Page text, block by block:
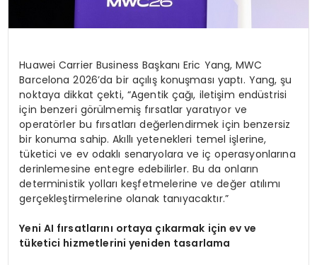
Huawei Carrier Business Başkanı Eric Yang, MWC
Barcelona 2026’da bir açılış konuşması yaptı. Yang, şu
noktaya dikkat çekti, “Agentik çağı, iletişim endüstrisi
için benzeri görülmemiş fırsatlar yaratıyor ve
operatörler bu fırsatları değerlendirmek için benzersiz
bir konuma sahip. Akıllı yetenekleri temel işlerine,
tüketici ve ev odaklı senaryolara ve iç operasyonlarına
derinlemesine entegre edebilirler. Bu da onların
deterministik yolları keşfetmelerine ve değer atılımı
gerçekleştirmelerine olanak tanıyacaktır.”
Yeni AI fırsatlarını ortaya çıkarmak için ev ve
tüketici hizmetlerini yeniden tasarlama